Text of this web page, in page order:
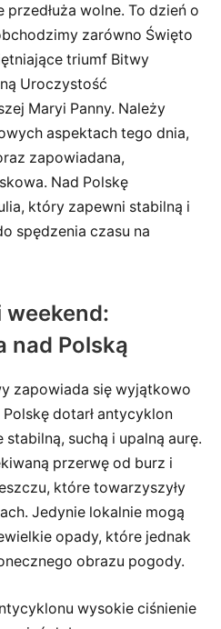
wolne. To dzień o
zarówno Święto
triumf Bitwy
Uroczystość
Maryi Panny. Należy
aspektach tego dnia,
zapowiadana,
Nad Polskę
który zapewni stabilną i
spędzenia czasu na
weekend:
nad Polską
zapowiada się wyjątkowo
dotarł antycyklon
suchą i upalną aurę.
przerwę od burz i
które towarzyszyły
Jedynie lokalnie mogą
opady, które jednak
obrazu pogody.
wysokie ciśnienie